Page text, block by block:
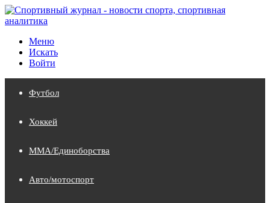
Меню
Искать
Войти
Футбол
Хоккей
MMA/Единоборства
Авто/мотоспорт